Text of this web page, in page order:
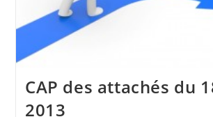
CAP des attachés du
2013